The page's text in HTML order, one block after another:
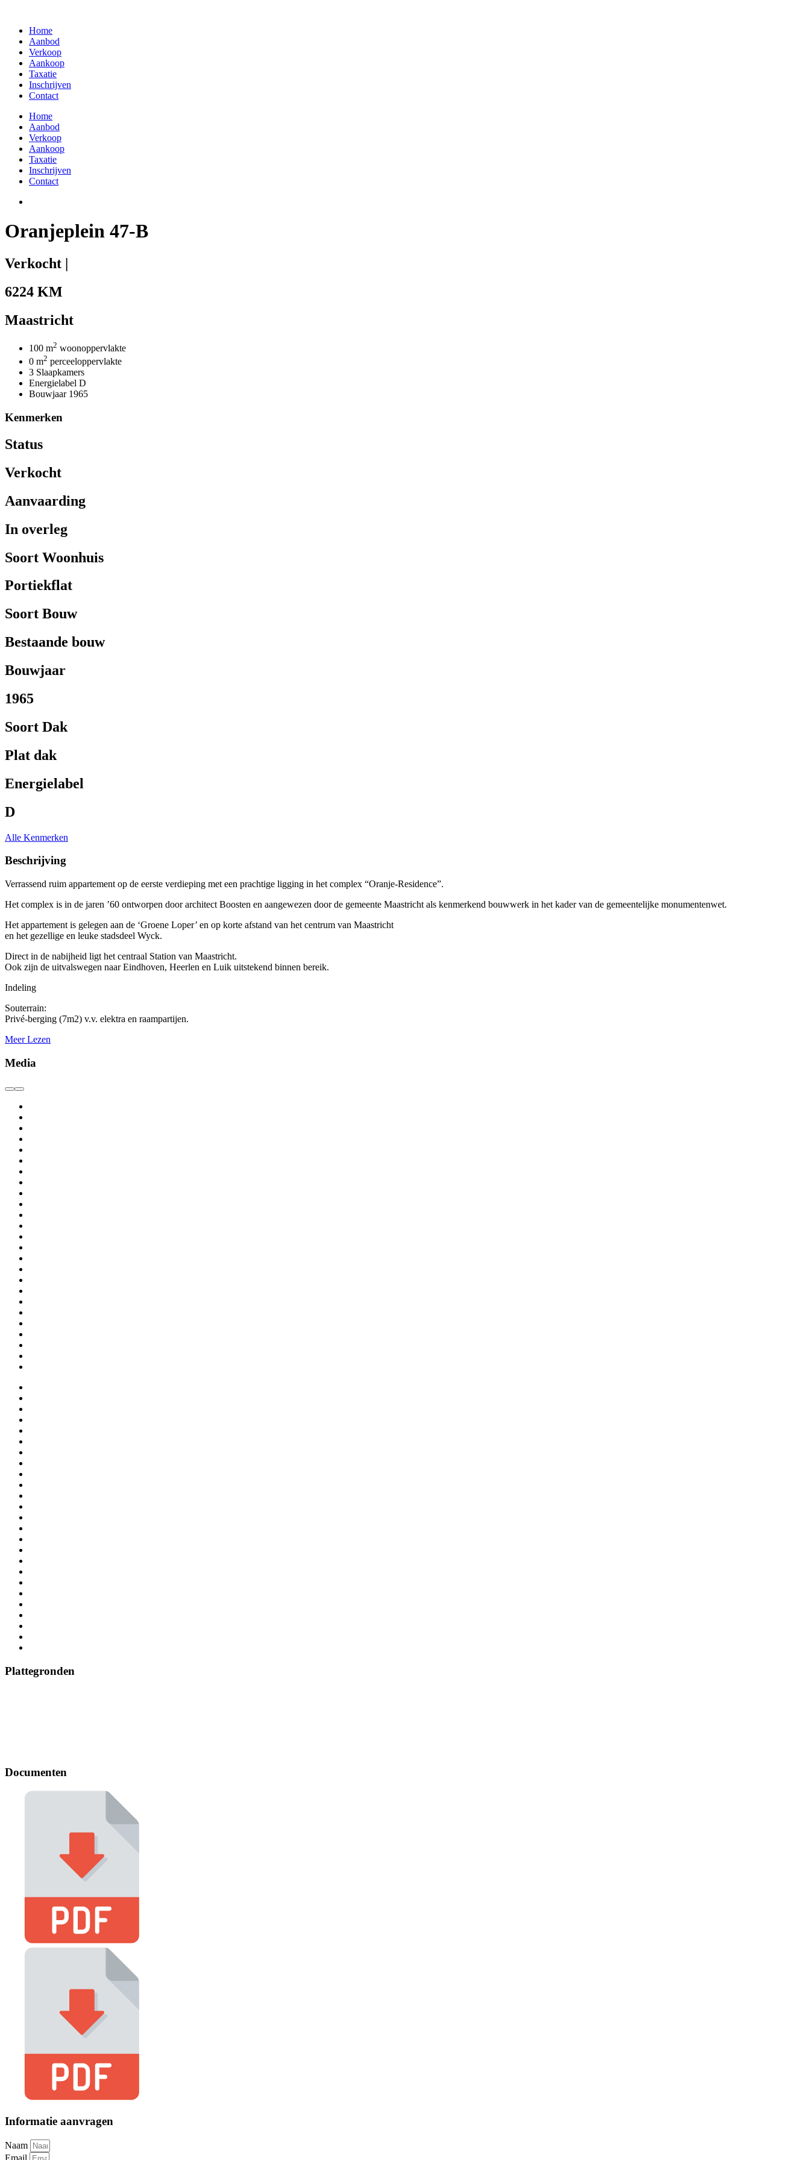
contentHome
Aanbod
Verkoop
Aankoop
Taxatie
Inschrijven
Contact
Home
Aanbod
Verkoop
Aankoop
Taxatie
Inschrijven
Contact
Oranjeplein 47-B
Verkocht |
6224 KM
Maastricht
100 m2 woonoppervlakte
0 m2 perceeloppervlakte
3 Slaapkamers
Energielabel D
Bouwjaar 1965
Kenmerken
Status
Verkocht
Aanvaarding
In overleg
Soort Woonhuis
Portiekflat
Soort Bouw
Bestaande bouw
Bouwjaar
1965
Soort Dak
Plat dak
Energielabel
D
Alle Kenmerken
Beschrijving
Verrassend ruim appartement op de eerste verdieping met een prachtige ligging in het complex “Oranje-Residence”.
Het complex is in de jaren ’60 ontworpen door architect Boosten en aangewezen door de gemeente Maastricht als kenmerkend bouwwerk in het kader van de gemeentelijke monumentenwet.
Het appartement is gelegen aan de ‘Groene Loper’ en op korte afstand van het centrum van Maastricht
en het gezellige en leuke stadsdeel Wyck.
Direct in de nabijheid ligt het centraal Station van Maastricht.
Ook zijn de uitvalswegen naar Eindhoven, Heerlen en Luik uitstekend binnen bereik.
Indeling
Souterrain:
Privé-berging (7m2) v.v. elektra en raampartijen.
Meer Lezen
Media
Plattegronden
Documenten
Informatie aanvragen
Naam
Email